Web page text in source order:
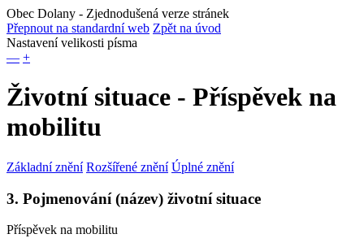
Obec Dolany - Zjednodušená verze stránek
Přepnout na standardní web Zpět na úvod
Nastavení velikosti písma
— +
Životní situace - Příspěvek na
mobilitu
Základní znění Rozšířené znění Úplné znění
3. Pojmenování (název) životní situace
Příspěvek na mobilitu